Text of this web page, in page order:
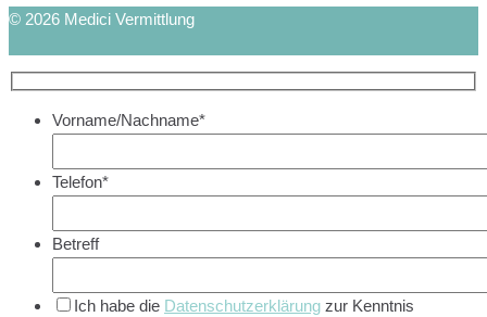
© 2026 Medici Vermittlung
Vorname/Nachname*
Telefon*
Betreff
Ich habe die Datenschutzerklärung zur Kenntnis